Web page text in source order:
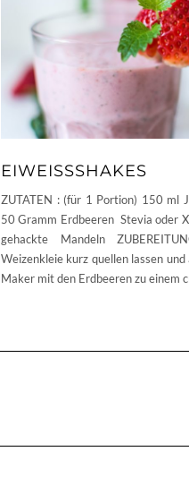
EIWEISSSHAKES
ZUTATEN : (für 1 Portion) 150 ml
50 Gramm Erdbeeren Stevia oder
gehackte Mandeln
Weizenkleie kurz quellen lassen
Maker mit den Erdbeeren zu einem